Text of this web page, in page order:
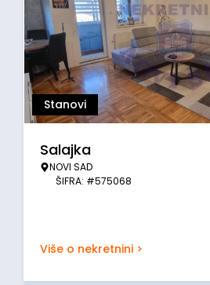
Stanovi
Salajka
NOVI SAD
ŠIFRA: #575068
Više o nekretnini >